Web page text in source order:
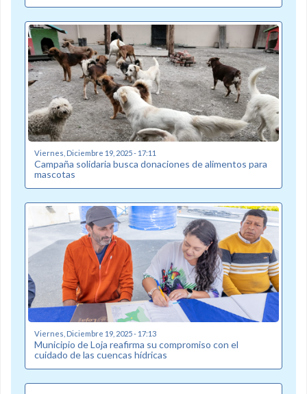
Viernes, Diciembre 19, 2025 - 17:11
Campaña solidaria busca donaciones de alimentos para
mascotas
Viernes, Diciembre 19, 2025 - 17:13
Municipio de Loja reafirma su compromiso con el
cuidado de las cuencas hídricas